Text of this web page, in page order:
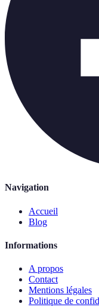
Navigation
Accueil
Blog
Informations
A propos
Contact
Mentions légales
Politique de